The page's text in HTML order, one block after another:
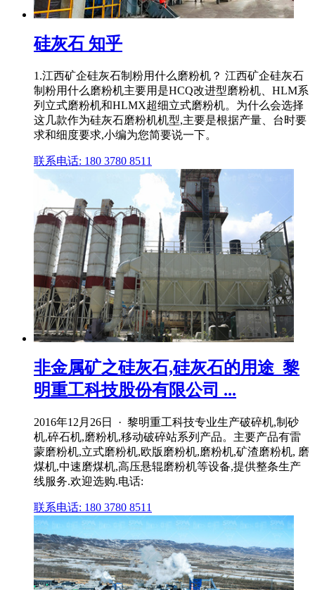
硅灰石 知乎
1.江西矿企硅灰石制粉用什么磨粉机？ 江西矿企硅灰石
制粉用什么磨粉机主要用是HCQ改进型磨粉机、HLM系
列立式磨粉机和HLMX超细立式磨粉机。为什么会选择
这几款作为硅灰石磨粉机机型,主要是根据产量、台时要
求和细度要求,小编为您简要说一下。
联系电话: 180 3780 8511
非金属矿之硅灰石,硅灰石的用途_黎
明重工科技股份有限公司 ...
2016年12月26日 · 黎明重工科技专业生产破碎机,制砂
机,碎石机,磨粉机,移动破碎站系列产品。主要产品有雷
蒙磨粉机,立式磨粉机,欧版磨粉机,磨粉机,矿渣磨粉机, 磨
煤机,中速磨煤机,高压悬辊磨粉机等设备,提供整条生产
线服务.欢迎选购.电话:
联系电话: 180 3780 8511